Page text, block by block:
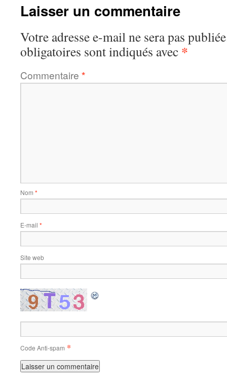
Laisser un commentaire
Votre adresse e-mail ne sera pas
obligatoires sont indiqués avec *
Commentaire *
Nom *
E-mail *
Site web
Code Anti-spam *